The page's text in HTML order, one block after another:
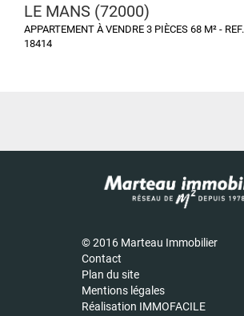
LE MANS (72000)
APPARTEMENT À VENDRE 3 PIÈCES 68 M² - REF.
18414
© 2016 Marteau Immobilier
Contact
Plan du site
Mentions légales
Réalisation IMMOFACILE